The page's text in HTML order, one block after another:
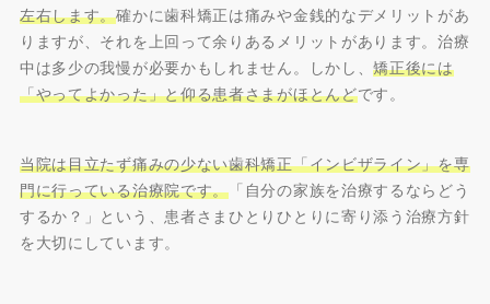
左右します。確かに歯科矯正は痛みや金銭的なデメリットがあ
りますが、それを上回って余りあるメリットがあります。治療
中は多少の我慢が必要かもしれません。しかし、矯正後には
「やってよかった」と仰る患者さまがほとんどです。
当院は目立たず痛みの少ない歯科矯正「インビザライン」を専
門に行っている治療院です。 「自分の家族を治療するならどう
するか？」という、患者さまひとりひとりに寄り添う治療方針
を大切にしています。